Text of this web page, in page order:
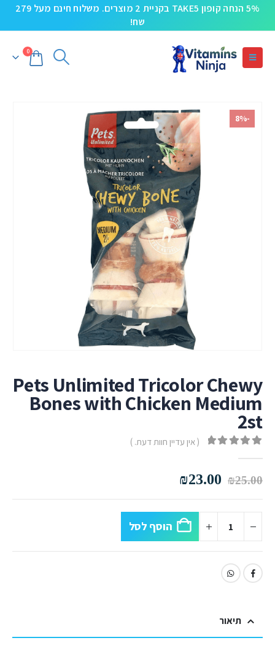
5% הנחה קופון TAKE5 בקניית 2 מוצרים. משלוח חינם מעל 279
שח!
0
-8%
Pets Unlimited Tricolor Chewy
Bones with Chicken Medium
2st
( אין עדיין חוות דעת. )
₪25.00
המחיר
היה:
₪25.00.
₪23.00
הוא:
₪23.00.
הוסף לסל
תיאור